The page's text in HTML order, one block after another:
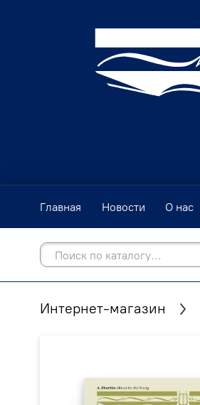
Главная Новости О нас
Интернет-магазин